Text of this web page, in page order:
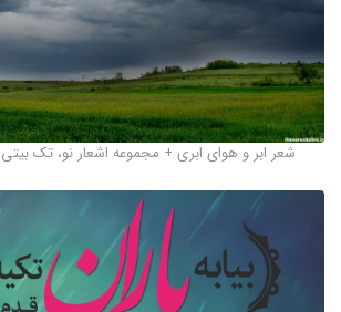
شعر ابر و هوای ابری + مجموعه اشعار نو، تک